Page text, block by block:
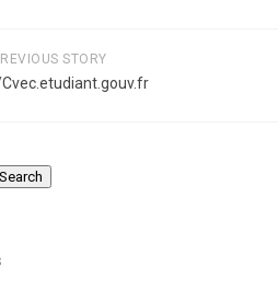
STORY
Search